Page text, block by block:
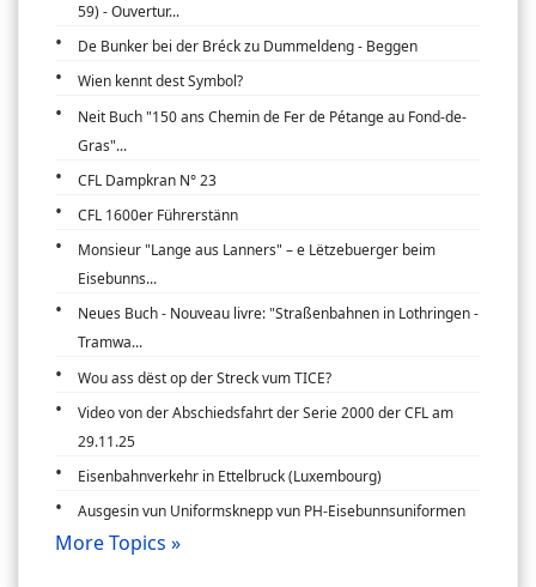
59) - Ouvertur...
De Bunker bei der Bréck zu Dummeldeng - Beggen
Wien kennt dest Symbol?
Neit Buch "150 ans Chemin de Fer de Pétange au Fond-de-
Gras"...
CFL Dampkran N° 23
CFL 1600er Führerstänn
Monsieur "Lange aus Lanners" – e Lëtzebuerger beim
Eisebunns...
Neues Buch - Nouveau livre: "Straßenbahnen in Lothringen -
Tramwa...
Wou ass dëst op der Streck vum TICE?
Video von der Abschiedsfahrt der Serie 2000 der CFL am
29.11.25
Eisenbahnverkehr in Ettelbruck (Luxembourg)
Ausgesin vun Uniformsknepp vun PH-Eisebunnsuniformen
More Topics »